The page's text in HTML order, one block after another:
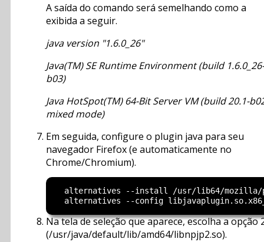
A saída do comando será semelhando como a
exibida a seguir.
java version "1.6.0_26"
Java(TM) SE Runtime Environment (build 1.6.0_26-
b03)
Java HotSpot(TM) 64-Bit Server VM (build 20.1-
mixed mode)
Em seguida, configure o plugin java para seu
navegador Firefox (e automaticamente no
Chrome/Chromium).
alternatives --install /usr/lib64/
Na tela de seleção que aparece, escolha a opção
(/usr/java/default/lib/amd64/libnpjp2.so).